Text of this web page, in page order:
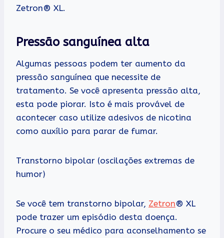
Zetron® XL.
Pressão sanguínea alta
Algumas pessoas podem ter aumento da
pressão sanguínea que necessite de
tratamento. Se você apresenta pressão alta,
esta pode piorar. Isto é mais provável de
acontecer caso utilize adesivos de nicotina
como auxílio para parar de fumar.
Transtorno bipolar (oscilações extremas de
humor)
Se você tem transtorno bipolar, Zetron® XL
pode trazer um episódio desta doença.
Procure o seu médico para aconselhamento se